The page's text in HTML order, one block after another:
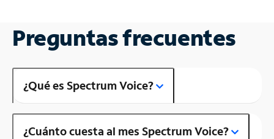
Preguntas frecuentes
¿Qué es Spectrum Voice?
¿Cuánto cuesta al mes Spectrum Voice?